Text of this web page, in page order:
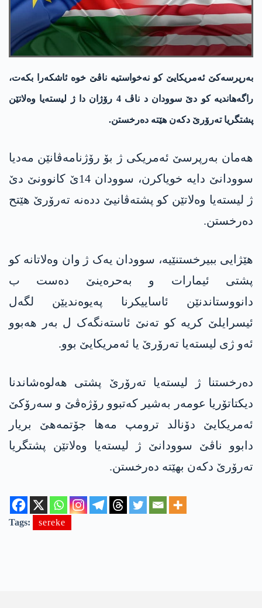
بەرپرسەکێ ئەمریکایێ کو نەخواستیە ناڤێ خوە ئاشکەرا بکەت،
راگەھاندیە کو دێ سوودان د ناڤ 4 رۆژان دا ژ لیستەیا وەلاتێن
پشتگریا تەرۆرێ دکەن هێتە دەرخستن.
ھەمان بەرپرسێ ئەمریکی ژ بۆ رۆژنامەڤانێن مەدیا
سوودانێ دایە خویاکرن، سوودان 14ێ کانوونێ دێ
ژ لیستەیا وەلاتێن کو پشتەڤانیێ ددەنە تەرۆرێ هێتح
دەرخستن.
ھێژایی ببیرخستنێیە، سوودان یەک ژ وان وەلاتانە کو
پشتی ئیمارات و بەحرەینێ دەست ب
دانووستاندنێن ئاساییکرنا پەیوەندیێن لگەل
ئیسرایلێ کریە کو تەنێ ئاستەنگەک ل بەر ھەبوو
ئەو ژی لیستەیا تەرۆرێ یا ئەمریکایێ بوو.
دەرخستنا ژ لیستەیا تەرۆرێ پشتی ھەلوەشاندنا
دیکتاتۆریا عومەر بەشیر کەتبوو رۆژەڤێ و سەرۆکێ
ئەمریکایێ دۆنالد ترومپ مەھا جۆتمەھێ بریار
دابوو ناڤێ سوودانێ ژ لیستەیا وەلاتێن پشتگریا
تەرۆرێ دکەن بهێتە دەرخستن.
Tags: sereke